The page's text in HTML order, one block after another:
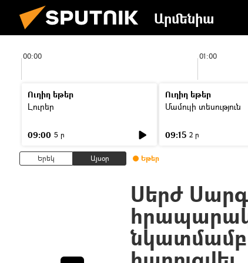
Արմենիա
00:00 01:00
Ուղիղ եթեր
Լուրեր
09:00 5 ր
Ուղիղ եթեր
Մամուլի տեսություն
09:15 2 ր
Երեկ Այսօր Եթեր
Սերժ